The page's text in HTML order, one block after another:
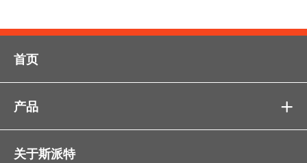
首页
产品 
关于斯派特